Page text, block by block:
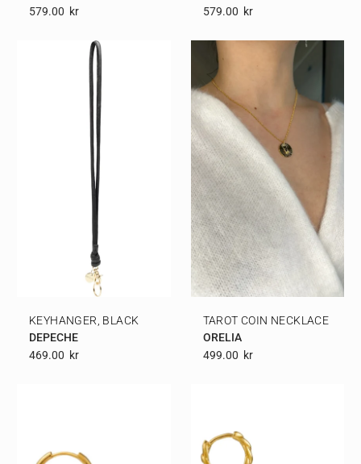
579.00 Kr
579.00 Kr
KEYHANGER, BLACK
DEPECHE
469.00 Kr
TAROT COIN NECKLACE
ORELIA
499.00 Kr